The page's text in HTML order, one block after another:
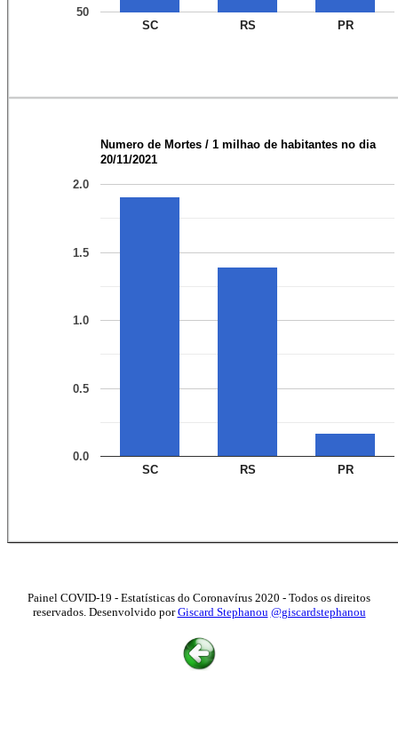
SC RS PR
50
Numero de Mortes / 1 milhao de habitantes no dia
20/11/2021
SC RS PR
0.0
0.5
1.0
1.5
2.0
Painel COVID-19 - Estatísticas do Coronavírus 2020 - Todos os direitos
reservados. Desenvolvido porGiscard Stephanou @giscardstephanou